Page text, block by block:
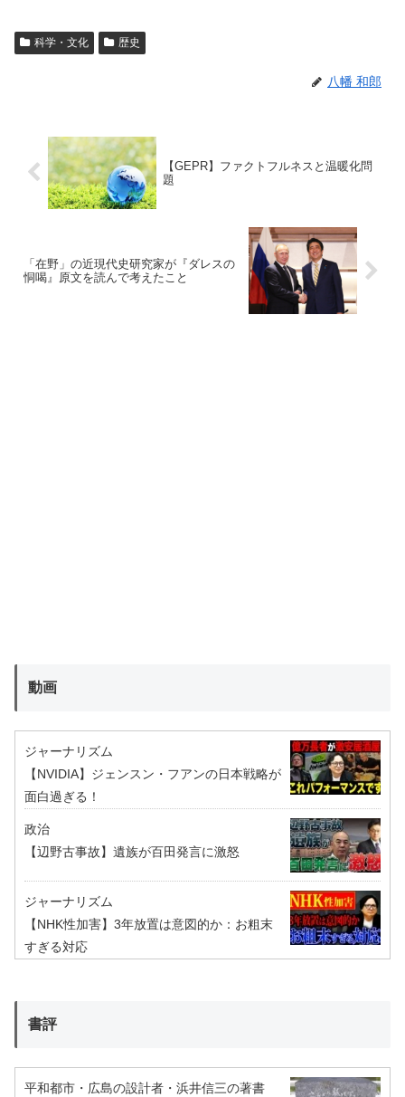
科学・文化 歴史
八幡 和郎
【GEPR】ファクトフルネスと温暖化問
題
「在野」の近現代史研究家が『ダレスの
恫喝』原文を読んで考えたこと
動画
ジャーナリズム
【NVIDIA】ジェンスン・フアンの日本戦略が
面白過ぎる！
政治
【辺野古事故】遺族が百田発言に激怒
ジャーナリズム
【NHK性加害】3年放置は意図的か：お粗末
すぎる対応
書評
平和都市・広島の設計者・浜井信三の著書